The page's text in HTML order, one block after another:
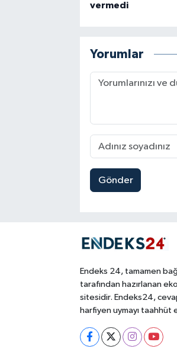
vermedi
Yorumlar
Gönder
Endeks 24, tamamen
tarafından hazırlanan
sitesidir. Endeks24,
harfiyen uymayı taahhüt